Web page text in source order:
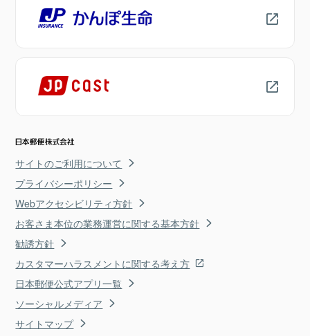
サイトのご利用について
プライバシーポリシー
Webアクセシビリティ方針
お客さま本位の業務運営に関する基本方針
勧誘方針
カスタマーハラスメントに関する考え方
日本郵便公式アプリ一覧
ソーシャルメディア
サイトマップ